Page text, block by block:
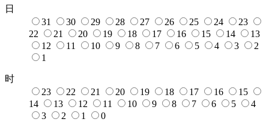
日
31
30 29 28 27 26 25 24
23
22
21 20 19 18 17 16 15 14
13
12
11 10 9 8 7 6 5 4 3
2
1
时
23
22 21 20 19 18 17 16
15
14
13 12 11 10 9 8 7 6 5
4
3
2 1 0